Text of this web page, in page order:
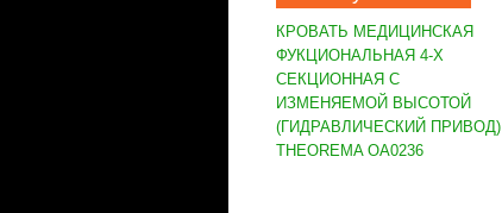
КРОВАТЬ МЕДИЦИНСКАЯ
ФУКЦИОНАЛЬНАЯ 4-Х
СЕКЦИОННАЯ С
ИЗМЕНЯЕМОЙ ВЫСОТОЙ
(ГИДРАВЛИЧЕСКИЙ ПРИВОД)
THEOREMA OA0236